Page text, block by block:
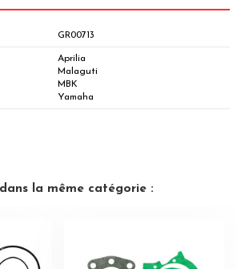
GR00713
Aprilia
Malaguti
MBK
Yamaha
la même catégorie :